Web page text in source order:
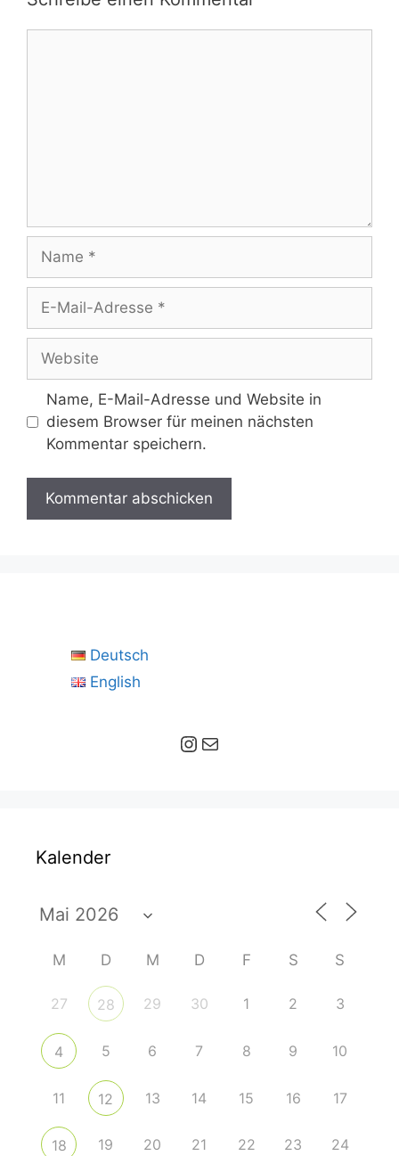
Mail-
Adresse
Name, E-Mail-Adresse und Website in
diesem Browser für meinen nächsten
Kommentar speichern.
Deutsch
English
Instagram E-Mail
Kalender
M D M D F S S
27 28 29 30 1 2 3
4 5 6 7 8 9 10
11 12 13 14 15 16 17
18 19 20 21 22 23 24